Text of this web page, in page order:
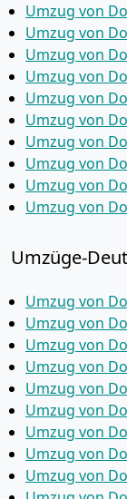
Umzug von
Umzug von
Umzug von
Umzug von
Umzug von
Umzug von
Umzug von
Umzug von
Umzug von
Umzug von
Umzüge-
Umzug von
Umzug von
Umzug von
Umzug von
Umzug von
Umzug von
Umzug von
Umzug von
Umzug von